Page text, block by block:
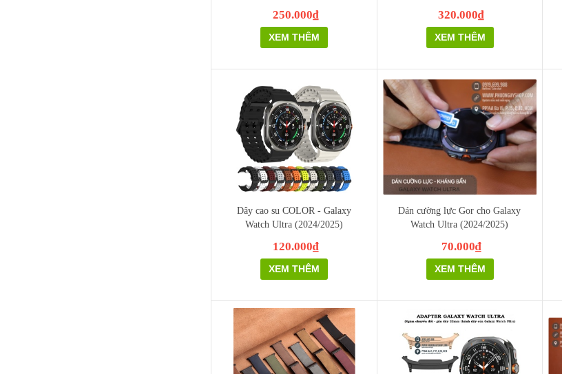
250.000₫
XEM THÊM
320.000₫
XEM THÊM
Dây cao su COLOR - Galaxy
Watch Ultra (2024/2025)
120.000₫
XEM THÊM
Dán cường lực Gor cho Galaxy
Watch Ultra (2024/2025)
70.000₫
XEM THÊM